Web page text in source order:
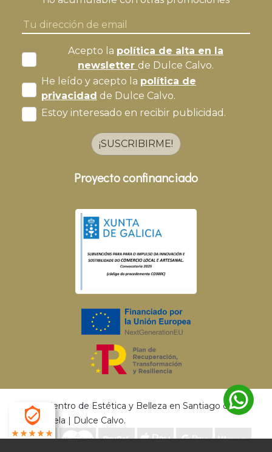
Acepto la política de alta en la
newsletter de Dulce Calvo.
He leído y acepto la política de
privacidad de Dulce Calvo.
Estoy interesado en recibir publicidad.
¡SUSCRIBIRME!
Proyecto confinanciado
© 2026 Centro de Estética y Belleza en Santiago de
Compostela | Dulce Calvo.